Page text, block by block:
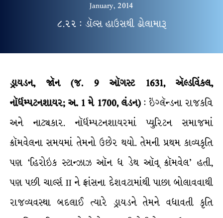
January, 2014
૮.૨૨ : ડૉલ્સ હાઉસથી ઢોલામારૂ
ડ્રાયડન, જૉન (જ. 9 ઑગસ્ટ 1631, ઍલ્ડવિંકલ,
નૉર્ધમ્પટનશાયર; અ. 1 મે 1700, લંડન): ઇંગ્લૅન્ડના રાજકવિ
અને નાટ્યકાર. નૉર્ધમ્પટનશાયરમાં પ્યુરિટન સમાજમાં
ક્રૉમવેલના સમયમાં તેમનો ઉછેર થયો. તેમની પ્રથમ કાવ્યકૃતિ
પણ ‘હિરોઇક સ્ટાન્ઝાઝ ઑન ધ ડેથ ઑવ્ ક્રૉમવેલ’ હતી,
પણ પછી ચાર્લ્સ II ને ફ્રાંસના દેશવટામાંથી પાછા બોલાવવાથી
રાજવ્યવસ્થા બદલાઈ ત્યારે ડ્રાયડને તેમને વધાવતી કૃતિ